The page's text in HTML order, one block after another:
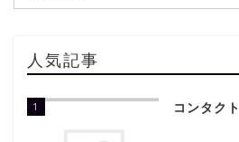
人気記事
1 コンタクト